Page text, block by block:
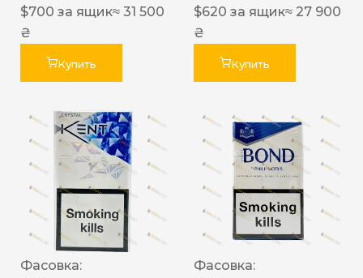
$700 за ящик≈ 31 500
₴
Купить
$620 за ящик≈ 27 900
₴
Купить
Фасовка:
Фасовка: